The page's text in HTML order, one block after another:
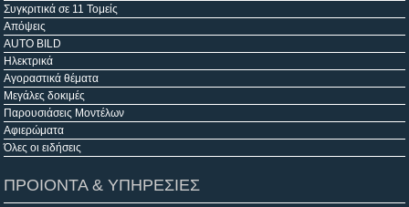
Συγκριτικά σε 11 Τομείς
Απόψεις
AUTO BILD
Ηλεκτρικά
Αγοραστικά θέματα
Μεγάλες δοκιμές
Παρουσιάσεις Μοντέλων
Αφιερώματα
Όλες οι ειδήσεις
ΠΡΟΙΟΝΤΑ & ΥΠΗΡΕΣΙΕΣ